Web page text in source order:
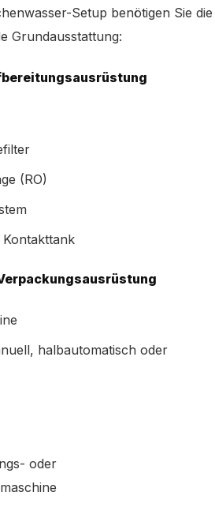
Setup benötigen Sie die
Grundausstattung:
(RO)
halbautomatisch oder
oder